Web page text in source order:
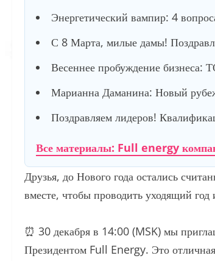
Энергетический вампир: 4
С 8 Марта, милые дамы!
Весеннее пробуждение бизнеса:
Марианна Даманина: Новый
Поздравляем лидеров!
Все материалы: Full energy
Друзья, до Нового года остались
вместе, чтобы проводить уходящий
⏰ 30 декабря в 14:00 (MSK) мы
Президентом Full Energy. Это отличная